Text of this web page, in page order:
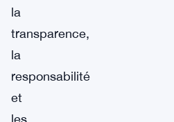
la
transparence,
la
responsabilité
et
les